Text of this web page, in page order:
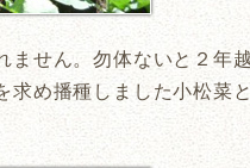
せん。勿体ないと２年
め播種しました小松菜と